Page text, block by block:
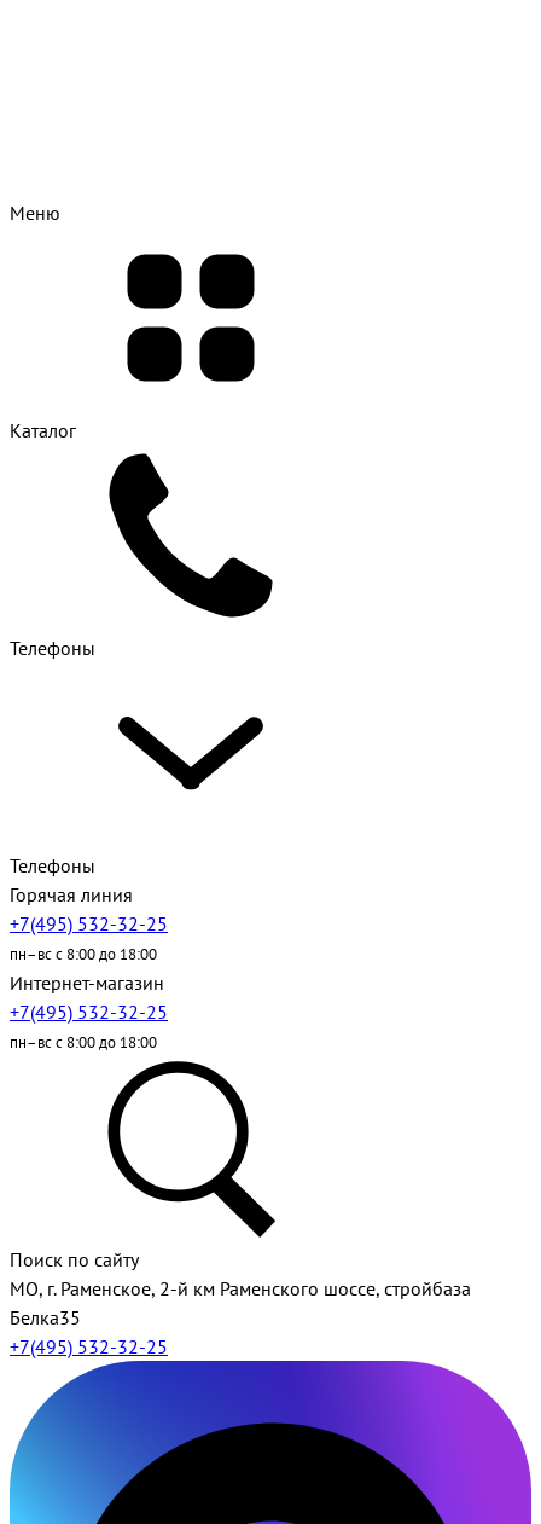
Меню
Каталог
Телефоны
Телефоны
Горячая линия
+7(495) 532-32-25
пн–вс с 8:00 до 18:00
Интернет-магазин
+7(495) 532-32-25
пн–вс с 8:00 до 18:00
Поиск по сайту
МО, г. Раменское, 2-й км Раменского шоссе, стройбаза
Белка35
+7(495) 532-32-25